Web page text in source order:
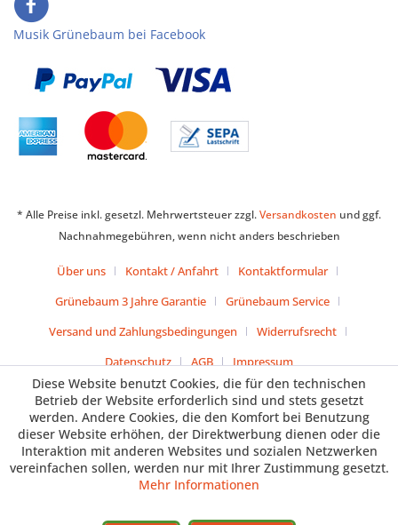
Musik Grünebaum bei Facebook
* Alle Preise inkl. gesetzl. Mehrwertsteuer zzgl.Versandkosten und ggf.
Nachnahmegebühren, wenn nicht anders beschrieben
Über uns Kontakt / Anfahrt
Kontaktformular
Grünebaum 3 Jahre Garantie
Grünebaum Service
Versand und Zahlungsbedingungen
Widerrufsrecht
Datenschutz
AGB Impressum
Diese Website benutzt Cookies, die für den technischen
Betrieb der Website erforderlich sind und stets gesetzt
werden. Andere Cookies, die den Komfort bei Benutzung
dieser Website erhöhen, der Direktwerbung dienen oder die
Interaktion mit anderen Websites und sozialen Netzwerken
vereinfachen sollen, werden nur mit Ihrer Zustimmung gesetzt.
Mehr Informationen